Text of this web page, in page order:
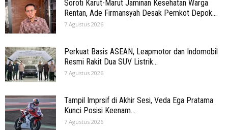
Soroti Karut-Marut Jaminan Kesehatan Warga
Rentan, Ade Firmansyah Desak Pemkot Depok...
7 Agustus 2026
Perkuat Basis ASEAN, Leapmotor dan Indomobil
Resmi Rakit Dua SUV Listrik...
7 Agustus 2026
Tampil Imprsif di Akhir Sesi, Veda Ega Pratama
Kunci Posisi Keenam...
7 Agustus 2026